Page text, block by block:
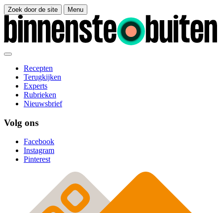
Zoek door de site Menu
Recepten
Terugkijken
Experts
Rubrieken
Nieuwsbrief
Volg ons
Facebook
Instagram
Pinterest